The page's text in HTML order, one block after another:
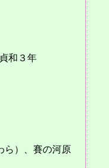
和３年
ら）、賽の河原